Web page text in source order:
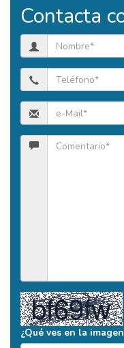
Contacta
¿Qué ves en la